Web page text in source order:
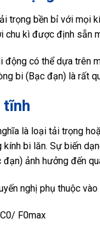
trọng bền bỉ với mọi
kì được định sẵn
động có thể dựa trên
bi (Bạc đạn) là rất
tĩnh
là loại tải trọng
bi lăn. Sự biến
ảnh hưởng đến
nghị phụ thuộc